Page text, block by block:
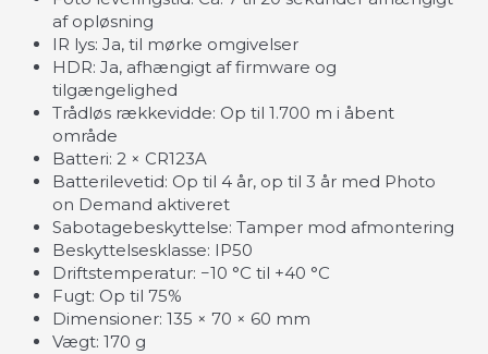
af opløsning
IR lys: Ja, til mørke omgivelser
HDR: Ja, afhængigt af firmware og
tilgængelighed
Trådløs rækkevidde: Op til 1.700 m i åbent
område
Batteri: 2 × CR123A
Batterilevetid: Op til 4 år, op til 3 år med Photo
on Demand aktiveret
Sabotagebeskyttelse: Tamper mod afmontering
Beskyttelsesklasse: IP50
Driftstemperatur: −10 °C til +40 °C
Fugt: Op til 75%
Dimensioner: 135 × 70 × 60 mm
Vægt: 170 g